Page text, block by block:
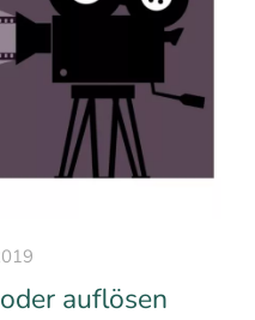
auflösen